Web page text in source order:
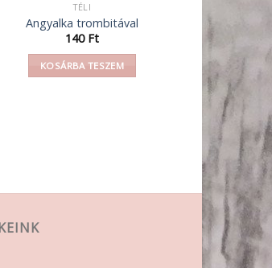
TÉLI
Angyalka trombitával
140 Ft
KOSÁRBA TESZEM